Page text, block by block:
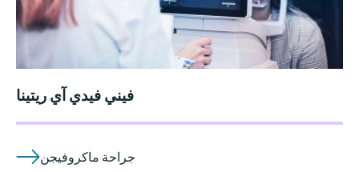
فيني فيدي آي ريتينا
جراحة ماكروفيجن